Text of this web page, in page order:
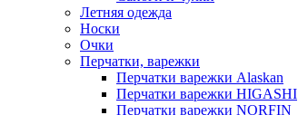
Летняя одежда
Носки
Очки
Перчатки, варежки
Перчатки варежки Alaskan
Перчатки варежки HIGASHI
Перчатки варежки NORFIN